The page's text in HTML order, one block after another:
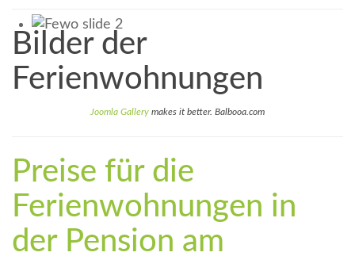
Bilder der
Ferienwohnungen
Joomla Gallery makes it better. Balbooa.com
Preise für die
Ferienwohnungen in
der Pension am